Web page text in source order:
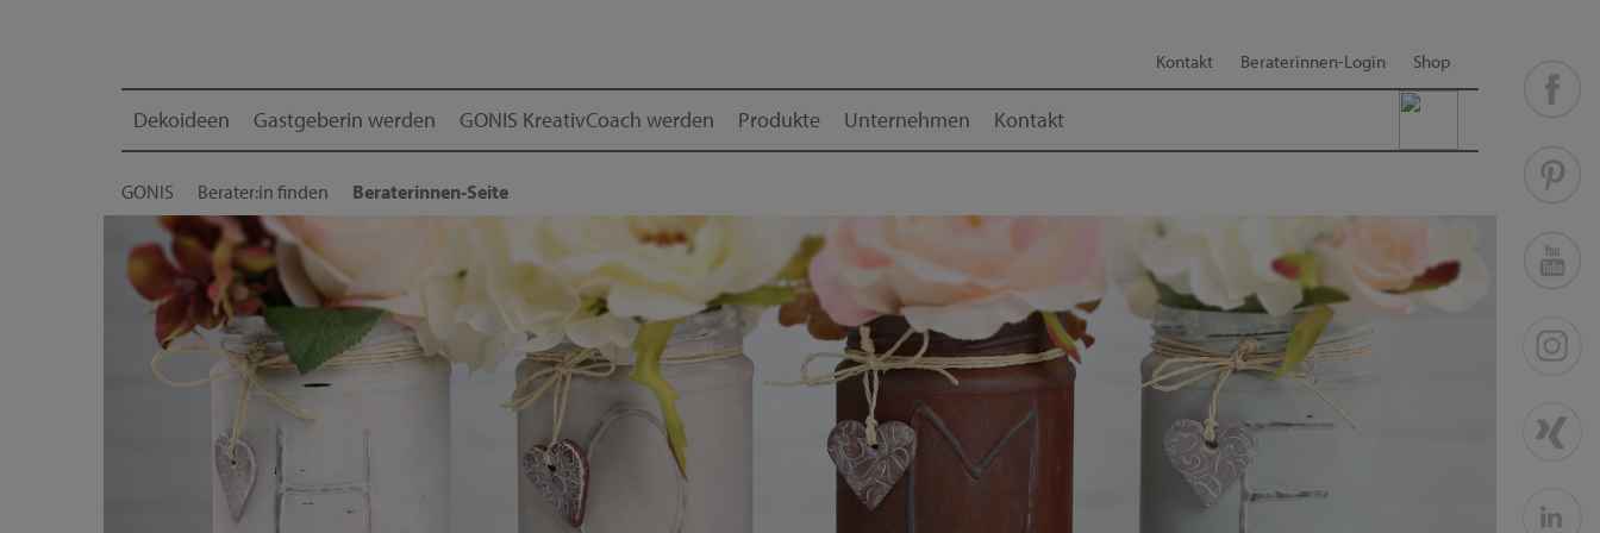
Kontakt Beraterinnen-Login Shop
Dekoideen Gastgeberin werden GONIS KreativCoach werden Produkte Unternehmen Kontakt
GONIS Berater:in finden Beraterinnen-Seite